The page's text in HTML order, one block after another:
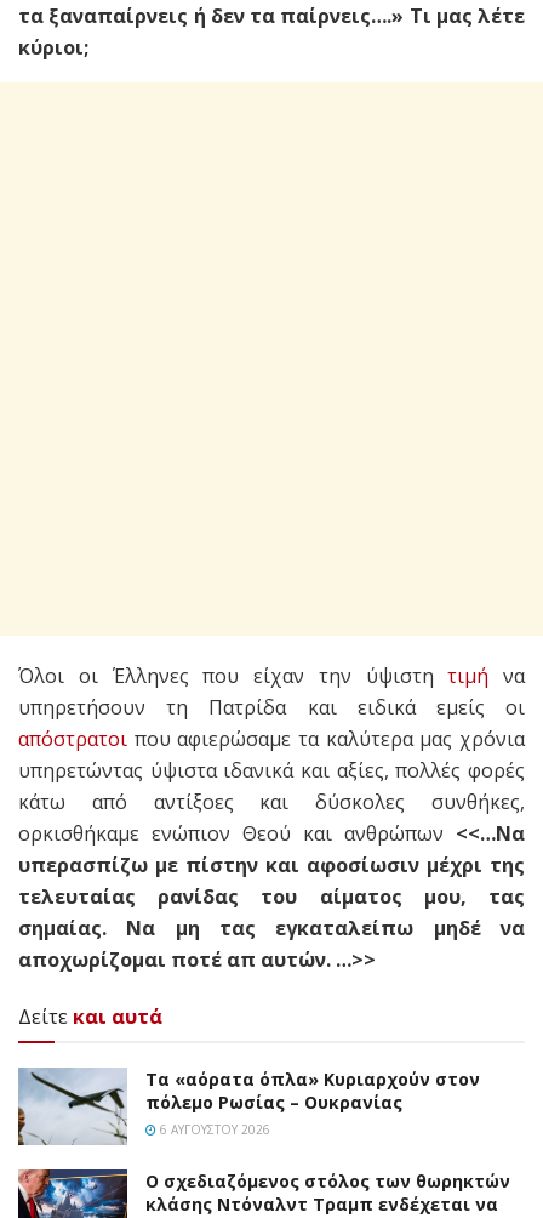
τα ξαναπαίρνεις ή δεν τα παίρνεις….» Τι μας λέτε
κύριοι;
Όλοι οι Έλληνες που είχαν την ύψιστητιμή να
υπηρετήσουν τη Πατρίδα και ειδικά εμείς οι
απόστρατοι που αφιερώσαμε τα καλύτερα μας χρόνια
υπηρετώντας ύψιστα ιδανικά και αξίες, πολλές φορές
κάτω από αντίξοες και δύσκολες συνθήκες,
ορκισθήκαμε ενώπιον Θεού και ανθρώπων <<…Να
υπερασπίζω με πίστην και αφοσίωσιν μέχρι της
τελευταίας ρανίδας του αίματος μου, τας
σημαίας. Να μη τας εγκαταλείπω μηδέ να
αποχωρίζομαι ποτέ απ αυτών. …>>
Δείτε και αυτά
Τα «αόρατα όπλα» Κυριαρχούν στον
πόλεμο Ρωσίας – Ουκρανίας
6 ΑΥΓΟΎΣΤΟΥ 2026
Ο σχεδιαζόμενος στόλος των θωρηκτών
κλάσης Ντόναλντ Τραμπ ενδέχεται να